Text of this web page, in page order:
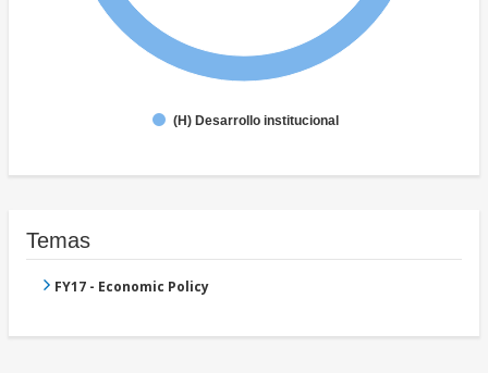
(H) Desarrollo institucional
Temas
FY17 - Economic Policy